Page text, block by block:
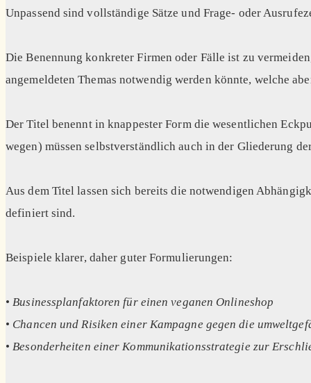
Unpassend sind vollständige Sätze und Frage- oder
Die Benennung konkreter Firmen oder Fälle ist zu
angemeldeten Themas notwendig werden könnte, welche
Der Titel benennt in knappester Form die wesentlichen
wegen) müssen selbstverständlich auch in der Gliederung
Aus dem Titel lassen sich bereits die notwendigen
definiert sind.
Beispiele klarer, daher guter Formulierungen:
•Businessplanfaktoren für einen veganen Onlineshop
• Chancen und Risiken einer Kampagne gegen die
•Besonderheiten einer Kommunikationsstrategie zur